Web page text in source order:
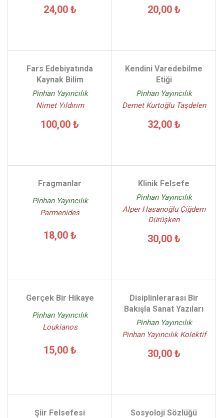
24,00 ₺ 20,00 ₺
Fars Edebiyatında
Kaynak Bilim
Pinhan Yayıncılık
Nimet Yıldırım
100,00 ₺
Kendini Varedebilme
Etiği
Pinhan Yayıncılık
Demet Kurtoğlu Taşdelen
32,00 ₺
Fragmanlar
Pinhan Yayıncılık
Parmenides
18,00 ₺
Klinik Felsefe
Pinhan Yayıncılık
Alper Hasanoğlu Çiğdem
Dürüşken
30,00 ₺
Gerçek Bir Hikaye
Pinhan Yayıncılık
Loukianos
15,00 ₺
Disiplinlerarası Bir
Bakışla Sanat Yazıları
Pinhan Yayıncılık
Pinhan Yayıncılık Kolektif
30,00 ₺
Şiir Felsefesi Sosyoloji Sözlüğü